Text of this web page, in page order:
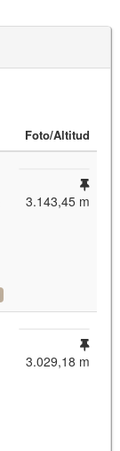
Foto/Altitud
3.143,45 m
3.029,18 m